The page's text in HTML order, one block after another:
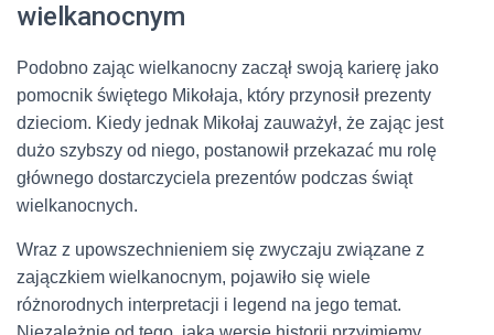
wielkanocnym
Podobno zając wielkanocny zaczął swoją karierę jako
pomocnik świętego Mikołaja, który przynosił prezenty
dzieciom. Kiedy jednak Mikołaj zauważył, że zając jest
dużo szybszy od niego, postanowił przekazać mu rolę
głównego dostarczyciela prezentów podczas świąt
wielkanocnych.
Wraz z upowszechnieniem się zwyczaju związane z
zajączkiem wielkanocnym, pojawiło się wiele
różnorodnych interpretacji i legend na jego temat.